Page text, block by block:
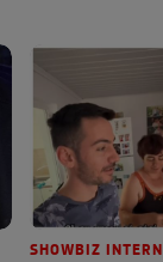
SHOWBIZ INTERN